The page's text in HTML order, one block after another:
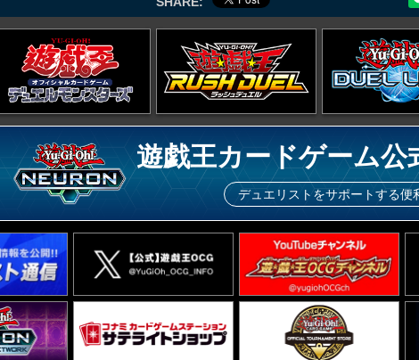
遊戯王カードゲーム
デュエリストをサポートする便